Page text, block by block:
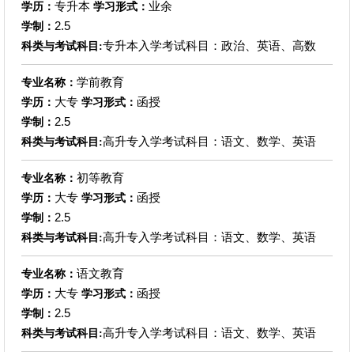
学历： 专升本 学习形式： 业余
学制： 2.5
科类与考试科目:专升本入学考试科目：政治、英语、高数
专业名称： 学前教育
学历： 大专 学习形式： 函授
学制： 2.5
科类与考试科目:高升专入学考试科目：语文、数学、英语
专业名称： 初等教育
学历： 大专 学习形式： 函授
学制： 2.5
科类与考试科目:高升专入学考试科目：语文、数学、英语
专业名称： 语文教育
学历： 大专 学习形式： 函授
学制： 2.5
科类与考试科目:高升专入学考试科目：语文、数学、英语